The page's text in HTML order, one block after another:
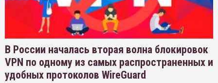
В России началась вторая волна блокировок
VPN по одному из самых распространенных и
удобных протоколов WireGuard